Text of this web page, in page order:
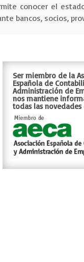
conocer el
bancos, socios,
Ser miembro de la
Española de
Administración de
nos mantiene
todas las novedades